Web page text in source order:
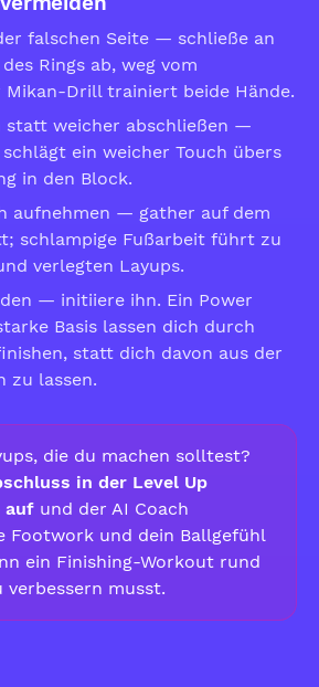
falschen Seite — schließe an
Rings ab, weg vom
Mikan-Drill trainiert beide Hände.
statt weicher abschließen —
ein weicher Touch übers
in den Block.
aufnehmen — gather auf dem
schlampige Fußarbeit führt zu
verlegten Layups.
— initiiere ihn. Ein Power
Basis lassen dich durch
statt dich davon aus der
zu lassen.
die du machen solltest?
in der Level Up
auf und der AI Coach
Footwork und dein Ballgefühl
ein Finishing-Workout rund
verbessern musst.